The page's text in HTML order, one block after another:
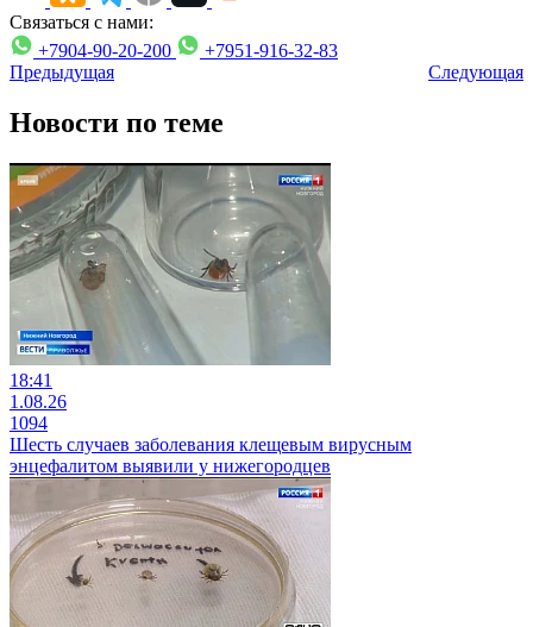
Связаться с нами:
+7904-90-20-200
+7951-916-32-83
Предыдущая
Следующая
Новости по теме
18:41
1.08.26
1094
Шесть случаев заболевания клещевым вирусным
энцефалитом выявили у нижегородцев